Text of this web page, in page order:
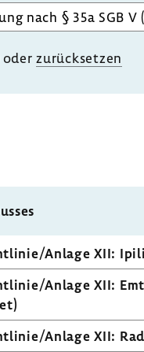
oderzurück­setzen
Anlage XII:
Anlage XII:
Anlage XII: